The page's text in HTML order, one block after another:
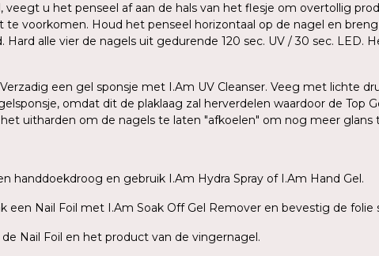
veegt u het penseel af aan de hals van het flesje om overtollig
voorkomen. Houd het penseel horizontaal op de nagel en
alle vier de nagels uit gedurende 120 sec. UV / 30 sec. LED.
een gel sponsje met I.Am UV Cleanser. Veeg met lichte
omdat dit de plaklaag zal herverdelen waardoor de Top
uitharden om de nagels te laten "afkoelen" om nog meer glans
handdoekdroog en gebruik I.Am Hydra Spray of I.Am Hand Gel.
Nail Foil met I.Am Soak Off Gel Remover en bevestig de folie
Nail Foil en het product van de vingernagel.